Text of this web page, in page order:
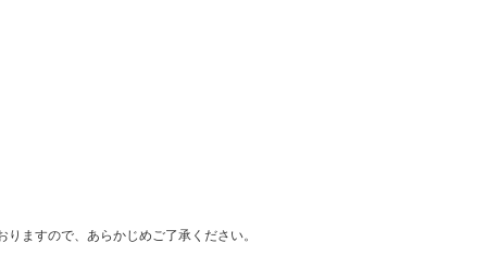
ますので、あらかじめご了承ください。